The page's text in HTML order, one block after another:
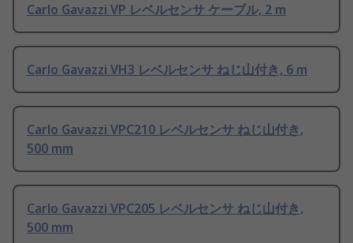
Carlo Gavazzi VP レベルセンサ ケーブル, 2 m
Carlo Gavazzi VH3 レベルセンサ ねじ山付き, 6 m
Carlo Gavazzi VPC210 レベルセンサ ねじ山付き,
500 mm
Carlo Gavazzi VPC205 レベルセンサ ねじ山付き,
500 mm